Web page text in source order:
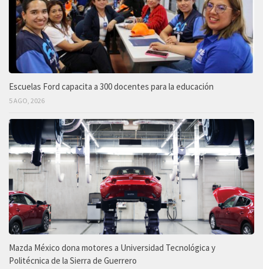
Escuelas Ford capacita a 300 docentes para la educación
5 AGO, 2026
Mazda México dona motores a Universidad Tecnológica y
Politécnica de la Sierra de Guerrero